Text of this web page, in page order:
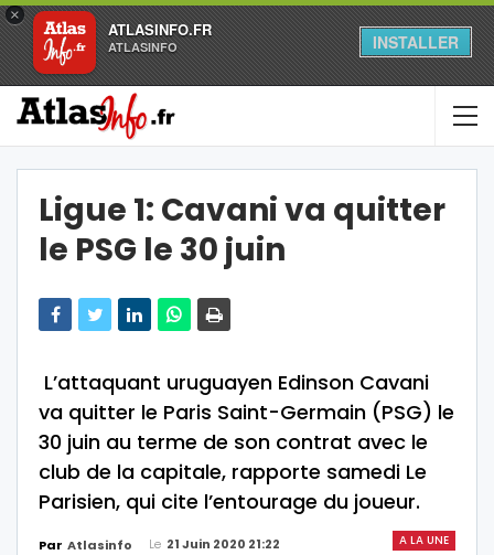
×
ATLASINFO.FR
ATLASINFO INSTALLER
Ligue 1: Cavani va quitter
le PSG le 30 juin
L’attaquant uruguayen Edinson Cavani
va quitter le Paris Saint-Germain (PSG) le
30 juin au terme de son contrat avec le
club de la capitale, rapporte samedi Le
Parisien, qui cite l’entourage du joueur.
A LA UNE
Par Atlasinfo Le 21 Juin 2020 21:22